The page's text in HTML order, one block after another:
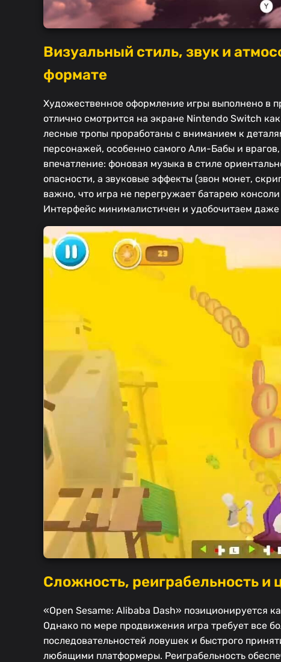
Визуальный стиль, звук и
формате
Художественное оформление игры выполнено в
отлично смотрится на экране Nintendo Switch
лесные тропы проработаны с вниманием к
персонажей, особенно самого Али-Бабы и
впечатление: фоновая музыка в стиле
опасности, а звуковые эффекты (звон монет,
важно, что игра не перегружает батарею
Интерфейс минималистичен и удобочитаем
Сложность, реиграбельность и
«Open Sesame: Alibaba Dash» позиционируется
Однако по мере продвижения игра требует все
последовательностей ловушек и быстрого
любящими платформеры. Реиграбельность